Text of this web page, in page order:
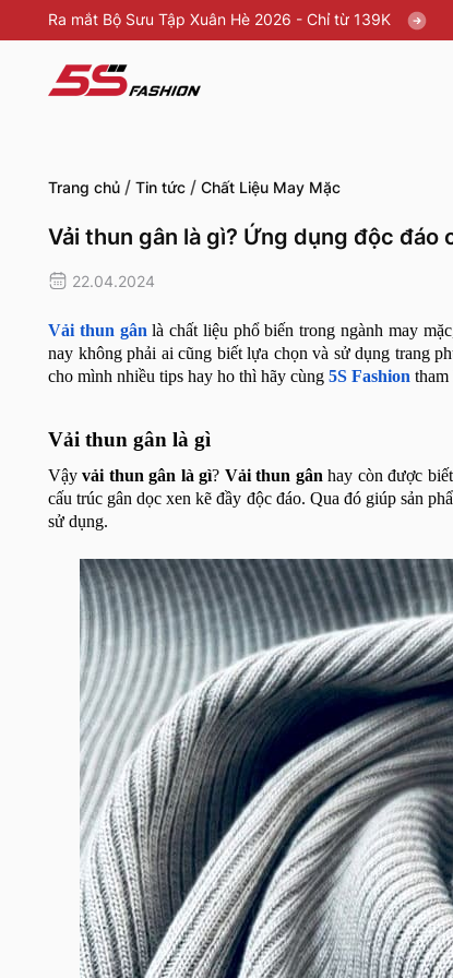
Ra mắt Bộ Sưu Tập Xuân Hè 2026 - Chỉ từ 139K
Trang chủ / Tin tức / Chất Liệu May Mặc
Vải thun gân là gì? Ứng dụng độc
22.04.2024
Vải thun gân là chất liệu phổ biến trong ngành may
nay không phải ai cũng biết lựa chọn và sử dụng trang
cho mình nhiều tips hay ho thì hãy cùng 5S Fashion tham
Vải thun gân là gì
Vậyvải thun gân là gì? Vải thun gân hay còn được
cấu trúc gân dọc xen kẽ đầy độc đáo. Qua đó giúp sản
sử dụng.